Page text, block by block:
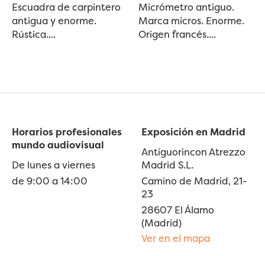
Escuadra de carpintero
antigua y enorme.
Rústica....
Micrómetro antiguo.
Marca micros. Enorme.
Origen francés....
Horarios profesionales
mundo audiovisual
De lunes a viernes
de 9:00 a 14:00
Exposición en Madrid
Antiguorincon Atrezzo
Madrid S.L.
Camino de Madrid, 21-
23
28607 El Álamo
(Madrid)
Ver en el mapa